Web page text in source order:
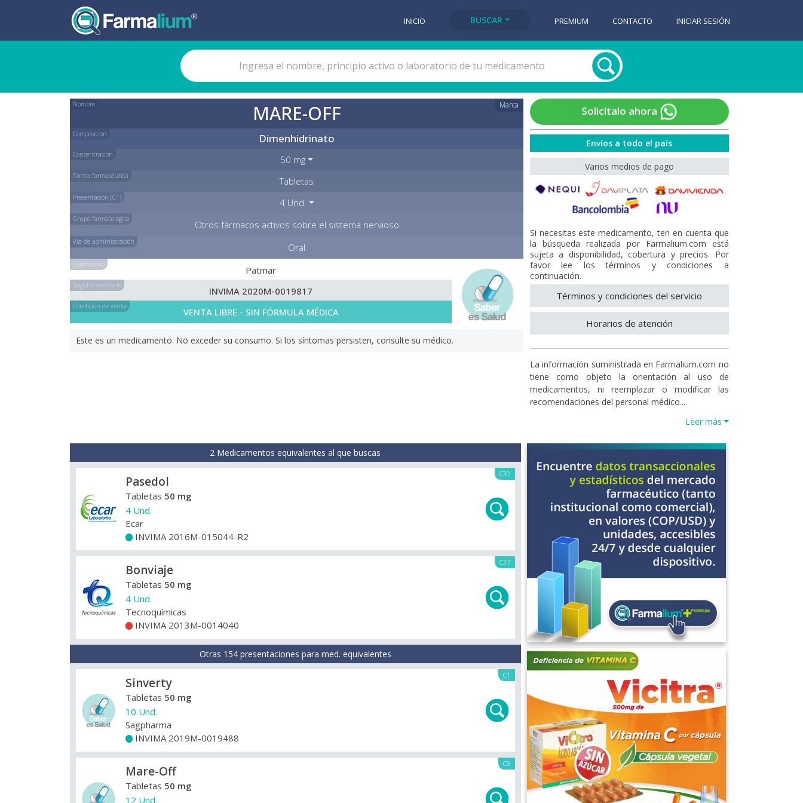
INICIO BUSCAR PREMIUM CONTACTO INICIAR SESIÓN
Nombre Marca
MARE-OFF
Composición Dimenhidrinato
Concentración 50 mg
Forma farmacéutica Tabletas
Presentación (C1) 4 Und.
Grupo farmacológico Otros fármacos activos sobre el sistema nervioso
Vía de administración Oral
Laboratorio Patmar
Registro sanitario INVIMA 2020M-0019817
Condición de venta VENTA LIBRE - SIN FÓRMULA MÉDICA
Este es un medicamento. No exceder su consumo. Si los síntomas persisten, consulte su médico.
Solicítalo ahora
Envíos a todo el país
Varios medios de pago
Si necesitas este medicamento, ten en cuenta que
la búsqueda realizada por Farmalium.com está
sujeta a disponibilidad, cobertura y precios. Por
favor lee los términos y condiciones a
continuación.
Términos y condiciones del servicio
Horarios de atención
La información suministrada en Farmalium.com no
tiene como objeto la orientación al uso de
medicamentos, ni reemplazar o modificar las
recomendaciones del personal médico...
Leer más
2 Medicamentos equivalentes al que buscas
C30
Pasedol
Tabletas 50 mg
4 Und.
Ecar
INVIMA 2016M-015044-R2
C37
Bonviaje
Tabletas 50 mg
4 Und.
Tecnoquímicas
INVIMA 2013M-0014040
Otras 154 presentaciones para med. equivalentes
C1
Sinverty
Tabletas 50 mg
10 Und.
Sagpharma
INVIMA 2019M-0019488
C3
Mare-Off
Tabletas 50 mg
12 Und.